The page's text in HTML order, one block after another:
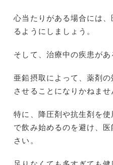
心当たりがある場合には
るようにしましょう。
そして、治療中の疾患があ
亜鉛摂取によって、薬剤
させることになりかねませ
特に、降圧剤や抗生剤を
で飲み始めるのを避け、
さい。